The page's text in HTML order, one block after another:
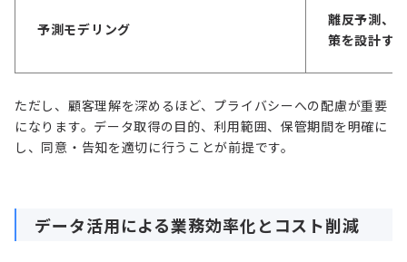
予測モデリング
離反予測、
策を設計す
ただし、顧客理解を深めるほど、プライバシーへの配慮が重要
になります。データ取得の目的、利用範囲、保管期間を明確に
し、同意・告知を適切に行うことが前提です。
データ活用による業務効率化とコスト削減